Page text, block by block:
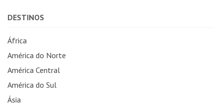
DESTINOS
África
América do Norte
América Central
América do Sul
Ásia